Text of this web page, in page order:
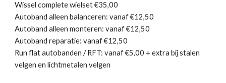
Wissel complete wielset €35,00
Autoband alleen balanceren: vanaf €12,50
Autoband alleen monteren: vanaf €12,50
Autoband reparatie: vanaf €12,50
Run flat autobanden / RFT: vanaf €5,00 + extra bij stalen
velgen en lichtmetalen velgen